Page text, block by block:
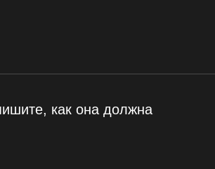
как она должна